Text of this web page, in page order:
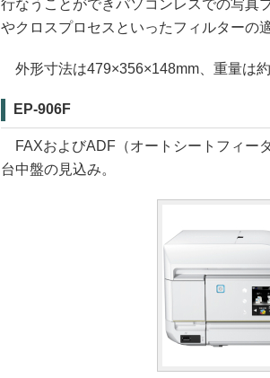
行なうことができパソコンレスでの写真
やクロスプロセスといったフィルターの
外形寸法は479×356×148mm、重量は約
EP-906F
FAXおよびADF（オートシートフィー
台中盤の見込み。